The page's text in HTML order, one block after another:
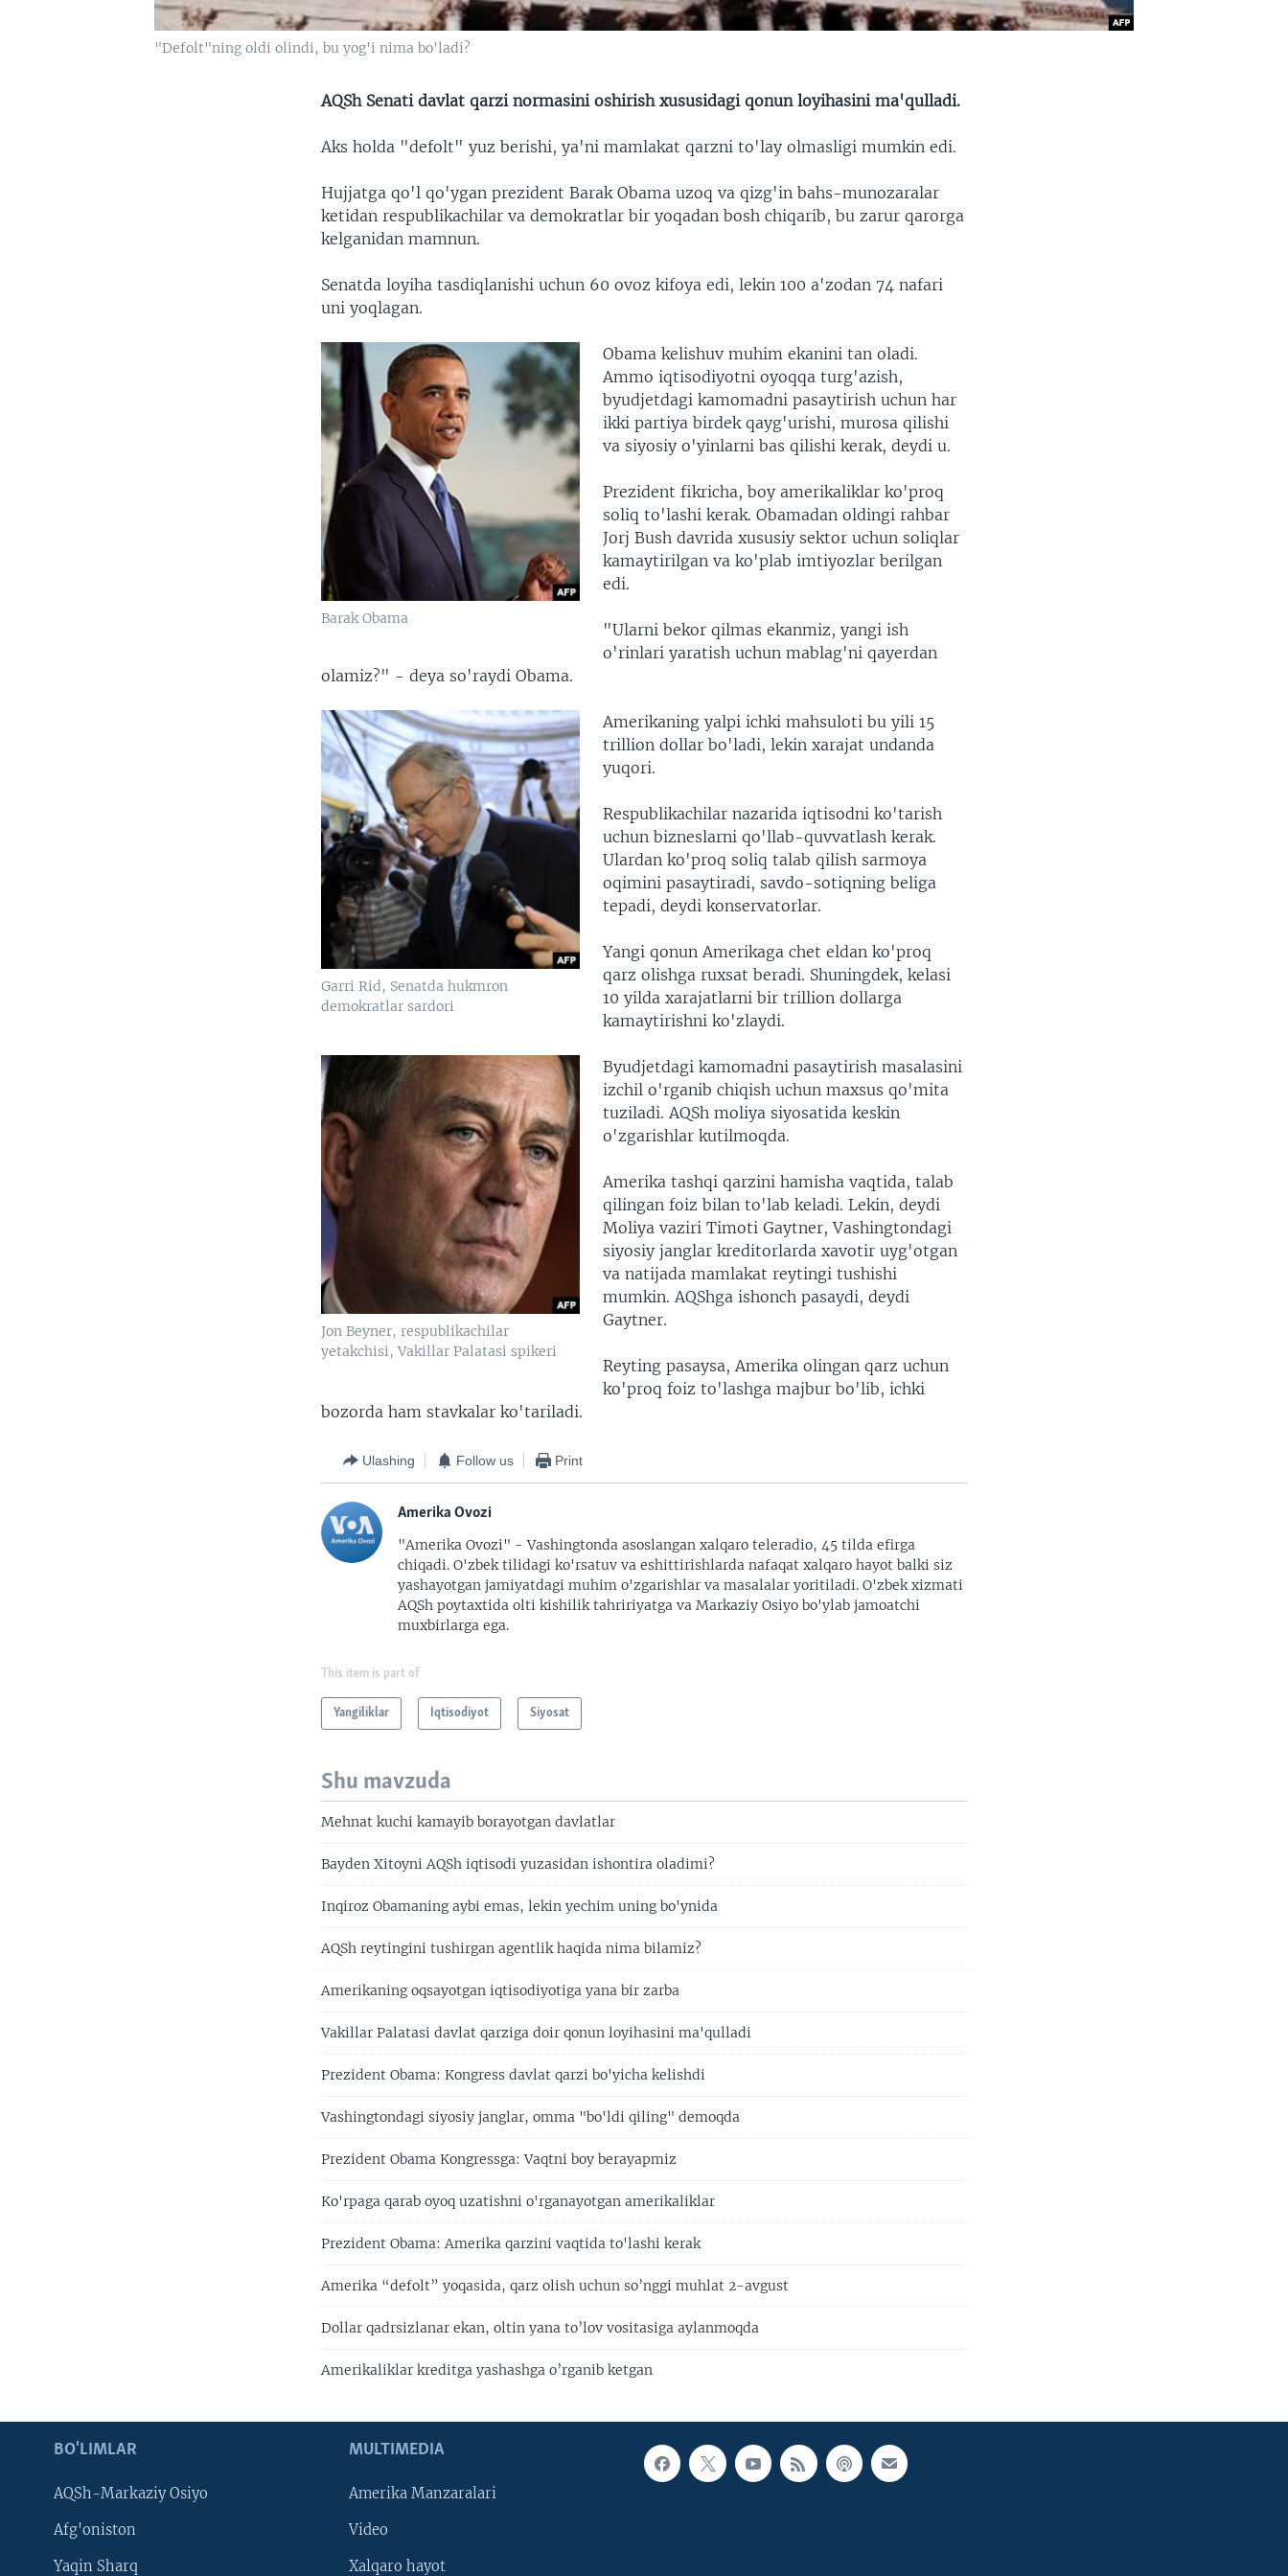
"Defolt"ning oldi olindi, bu yog'i nima bo'ladi?
AQSh Senati davlat qarzi normasini oshirish xususidagi qonun loyihasini ma'qulladi.
Aks holda "defolt" yuz berishi, ya'ni mamlakat qarzni to'lay olmasligi mumkin edi.
Hujjatga qo'l qo'ygan prezident Barak Obama uzoq va qizg'in bahs-munozaralar
ketidan respublikachilar va demokratlar bir yoqadan bosh chiqarib, bu zarur qarorga
kelganidan mamnun.
Senatda loyiha tasdiqlanishi uchun 60 ovoz kifoya edi, lekin 100 a'zodan 74 nafari
uni yoqlagan.
Barak Obama
Obama kelishuv muhim ekanini tan oladi.
Ammo iqtisodiyotni oyoqqa turg'azish,
byudjetdagi kamomadni pasaytirish uchun har
ikki partiya birdek qayg'urishi, murosa qilishi
va siyosiy o'yinlarni bas qilishi kerak, deydi u.
Prezident fikricha, boy amerikaliklar ko'proq
soliq to'lashi kerak. Obamadan oldingi rahbar
Jorj Bush davrida xususiy sektor uchun soliqlar
kamaytirilgan va ko'plab imtiyozlar berilgan
edi.
"Ularni bekor qilmas ekanmiz, yangi ish
o'rinlari yaratish uchun mablag'ni qayerdan
olamiz?" - deya so'raydi Obama.
Garri Rid, Senatda hukmron
demokratlar sardori
Amerikaning yalpi ichki mahsuloti bu yili 15
trillion dollar bo'ladi, lekin xarajat undanda
yuqori.
Respublikachilar nazarida iqtisodni ko'tarish
uchun bizneslarni qo'llab-quvvatlash kerak.
Ulardan ko'proq soliq talab qilish sarmoya
oqimini pasaytiradi, savdo-sotiqning beliga
tepadi, deydi konservatorlar.
Yangi qonun Amerikaga chet eldan ko'proq
qarz olishga ruxsat beradi. Shuningdek, kelasi
10 yilda xarajatlarni bir trillion dollarga
kamaytirishni ko'zlaydi.
Jon Beyner, respublikachilar
yetakchisi, Vakillar Palatasi spikeri
Byudjetdagi kamomadni pasaytirish masalasini
izchil o'rganib chiqish uchun maxsus qo'mita
tuziladi. AQSh moliya siyosatida keskin
o'zgarishlar kutilmoqda.
Amerika tashqi qarzini hamisha vaqtida, talab
qilingan foiz bilan to'lab keladi. Lekin, deydi
Moliya vaziri Timoti Gaytner, Vashingtondagi
siyosiy janglar kreditorlarda xavotir uyg'otgan
va natijada mamlakat reytingi tushishi
mumkin. AQShga ishonch pasaydi, deydi
Gaytner.
Reyting pasaysa, Amerika olingan qarz uchun
ko'proq foiz to'lashga majbur bo'lib, ichki
bozorda ham stavkalar ko'tariladi.
Ulashing Follow us Print
Amerika Ovozi
"Amerika Ovozi" - Vashingtonda asoslangan xalqaro teleradio, 45 tilda efirga
chiqadi. O'zbek tilidagi ko'rsatuv va eshittirishlarda nafaqat xalqaro hayot balki siz
yashayotgan jamiyatdagi muhim o'zgarishlar va masalalar yoritiladi. O'zbek xizmati
AQSh poytaxtida olti kishilik tahririyatga va Markaziy Osiyo bo'ylab jamoatchi
muxbirlarga ega.
This item is part of
Yangiliklar Iqtisodiyot Siyosat
Shu mavzuda
Mehnat kuchi kamayib borayotgan davlatlar
Bayden Xitoyni AQSh iqtisodi yuzasidan ishontira oladimi?
Inqiroz Obamaning aybi emas, lekin yechim uning bo'ynida
AQSh reytingini tushirgan agentlik haqida nima bilamiz?
Amerikaning oqsayotgan iqtisodiyotiga yana bir zarba
Vakillar Palatasi davlat qarziga doir qonun loyihasini ma'qulladi
Prezident Obama: Kongress davlat qarzi bo'yicha kelishdi
Vashingtondagi siyosiy janglar, omma "bo'ldi qiling" demoqda
Prezident Obama Kongressga: Vaqtni boy berayapmiz
Ko'rpaga qarab oyoq uzatishni o'rganayotgan amerikaliklar
Prezident Obama: Amerika qarzini vaqtida to'lashi kerak
Amerika “defolt” yoqasida, qarz olish uchun so’nggi muhlat 2-avgust
Dollar qadrsizlanar ekan, oltin yana to’lov vositasiga aylanmoqda
Amerikaliklar kreditga yashashga o’rganib ketgan
BO'LIMLAR
AQSh-Markaziy Osiyo
Afg'oniston
Yaqin Sharq
MULTIMEDIA
Amerika Manzaralari
Video
Xalqaro hayot